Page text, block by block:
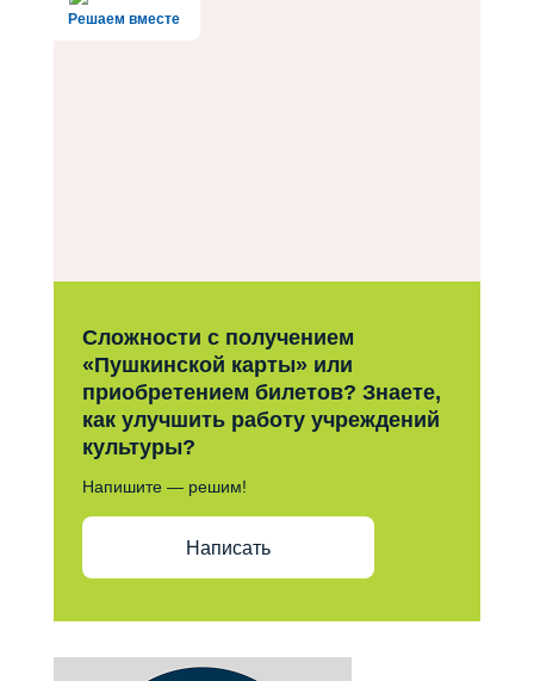
Решаем вместе
Сложности с получением
«Пушкинской карты» или
приобретением билетов? Знаете,
как улучшить работу учреждений
культуры?
Напишите — решим!
Написать